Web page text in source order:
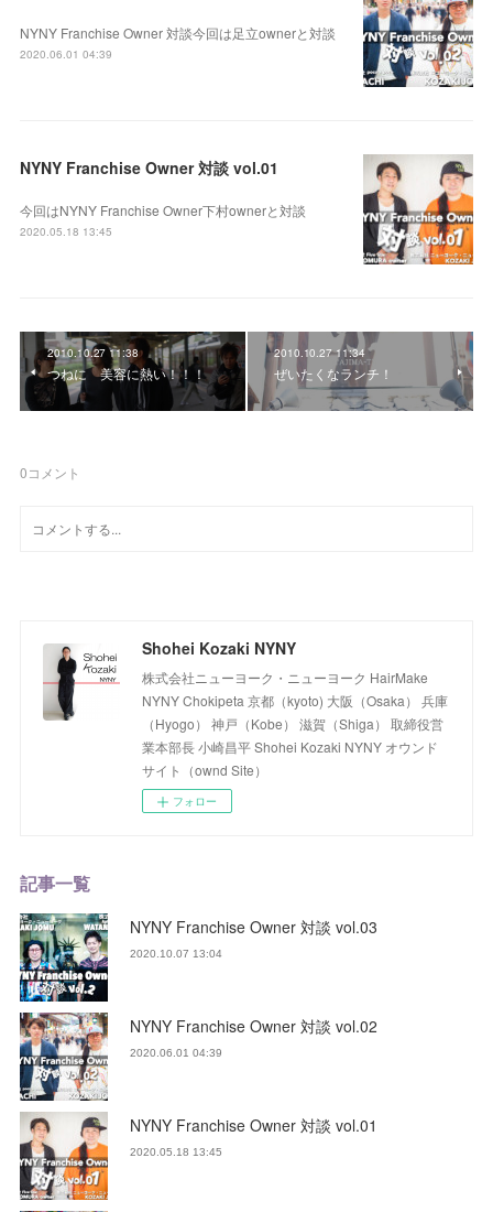
NYNY Franchise Owner 対談今回は足立ownerと対談
2020.06.01 04:39
NYNY Franchise Owner 対談 vol.01
今回はNYNY Franchise Owner下村ownerと対談
2020.05.18 13:45
2010.10.27 11:38
つねに 美容に熱い！！！
2010.10.27 11:34
ぜいたくなランチ！
0コメント
Shohei Kozaki NYNY
株式会社ニューヨーク・ニューヨーク HairMake
NYNY Chokipeta 京都（kyoto) 大阪（Osaka） 兵庫
（Hyogo） 神戸（Kobe） 滋賀（Shiga） 取締役営
業本部長 小崎昌平 Shohei Kozaki NYNY オウンド
サイト（ownd Site）
フォロー
記事一覧
NYNY Franchise Owner 対談 vol.03
2020.10.07 13:04
NYNY Franchise Owner 対談 vol.02
2020.06.01 04:39
NYNY Franchise Owner 対談 vol.01
2020.05.18 13:45